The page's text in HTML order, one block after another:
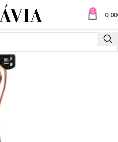
0 0,00